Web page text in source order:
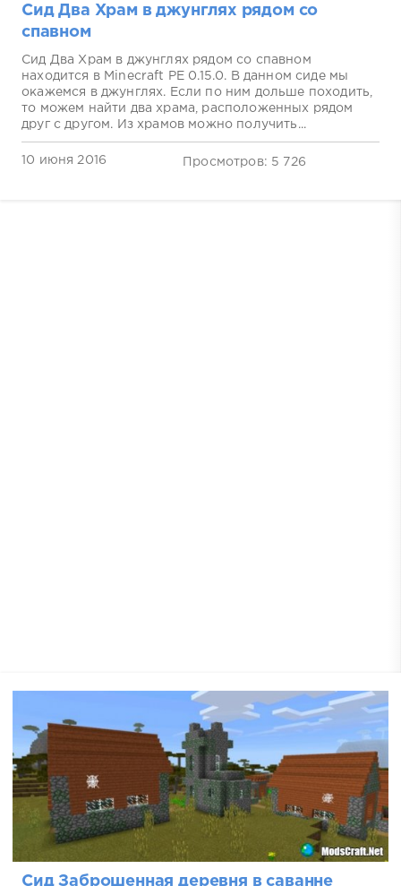
Сид Два Храм в джунглях рядом со
спавном
Сид Два Храм в джунглях рядом со спавном
находится в Minecraft PE 0.15.0. В данном сиде мы
окажемся в джунглях. Если по ним дольше походить,
то можем найти два храма, расположенных рядом
друг с другом. Из храмов можно получить...
10 июня 2016 Просмотров: 5 726
Сид Заброшенная деревня в саванне